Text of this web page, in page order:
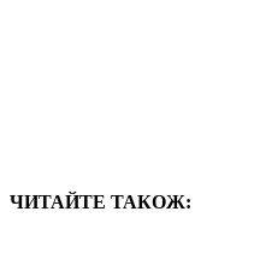
ЧИТАЙТЕ ТАКОЖ: